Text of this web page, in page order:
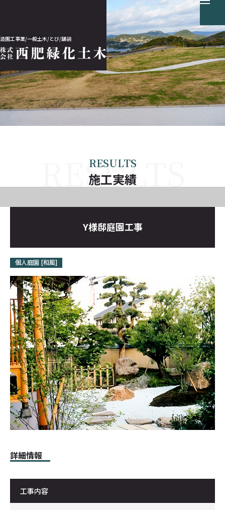
造園工事業/一般土木/とび/舗装
ホーム
会社案内
お問い合わせ
RESULTS
施工実績
Y様邸庭園工事
個人庭園 [和風]
詳細情報
工事内容